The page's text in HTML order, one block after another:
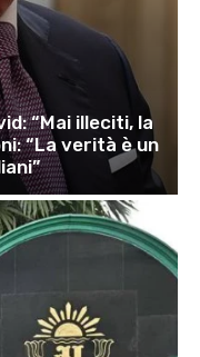
“Mai illeciti, la
“La verità è un